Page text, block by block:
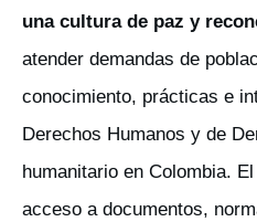
una cultura de paz y
atender demandas de
conocimiento, prácticas e
Derechos Humanos y de
humanitario en Colombia.
acceso a documentos,